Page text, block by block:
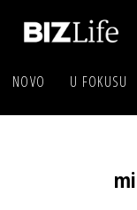
NOVO U FOKUSU